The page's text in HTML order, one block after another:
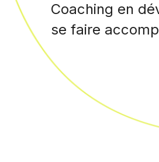
Coaching en
se faire